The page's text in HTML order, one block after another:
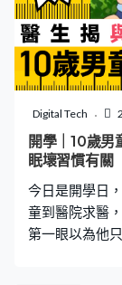
觀察。 食蜆1
病情急速惡化
需要緊急送院
求診，便恍然
（Paralytic
才順利康復。
中心曾指出貝
Digital Tech
開學｜10歲
眠壞習慣有
今日是開學日
童到醫院求醫
第一眼以為他